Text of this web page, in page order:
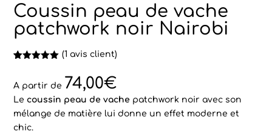
Coussin peau de vache
patchwork noir Nairobi
basé sur
notation
client
(1 avis client)
A partir de 74,00€
Le coussin peau de vache patchwork noir avec son
mélange de matière lui donne un effet moderne et
chic.